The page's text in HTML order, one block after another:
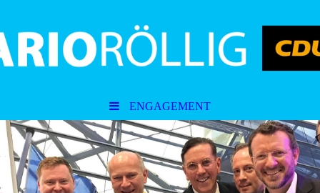
ENGAGEMENT